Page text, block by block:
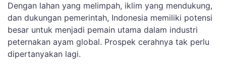
Dengan lahan yang melimpah, iklim yang mendukung,
dan dukungan pemerintah, Indonesia memiliki potensi
besar untuk menjadi pemain utama dalam industri
peternakan ayam global. Prospek cerahnya tak perlu
dipertanyakan lagi.